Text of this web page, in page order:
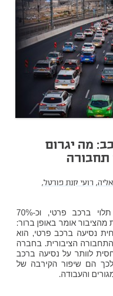
מה יגרום
תחבורה
רועי קנת פורטל,
רוב הציבור בישראל עדיין תלוי ברכב פרטי, וכ-70%
אומר באופן ברור:
נסיעה ברכב פרטי, הוא
התחבורה הציבורית. בחברה
לוותר על נסיעה ברכב
הם שיפור הקירבה של
והעבודה.